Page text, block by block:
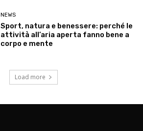
NEWS
Sport, natura e benessere: perché le
attività all’aria aperta fanno bene a
corpo e mente
Load more